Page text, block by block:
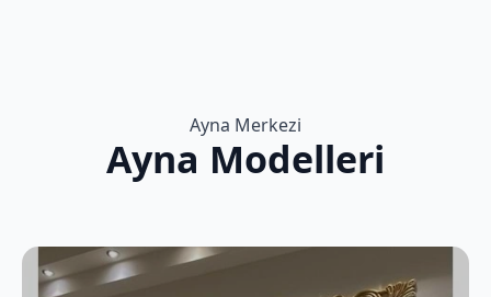
Ayna Merkezi
Ayna Modelleri